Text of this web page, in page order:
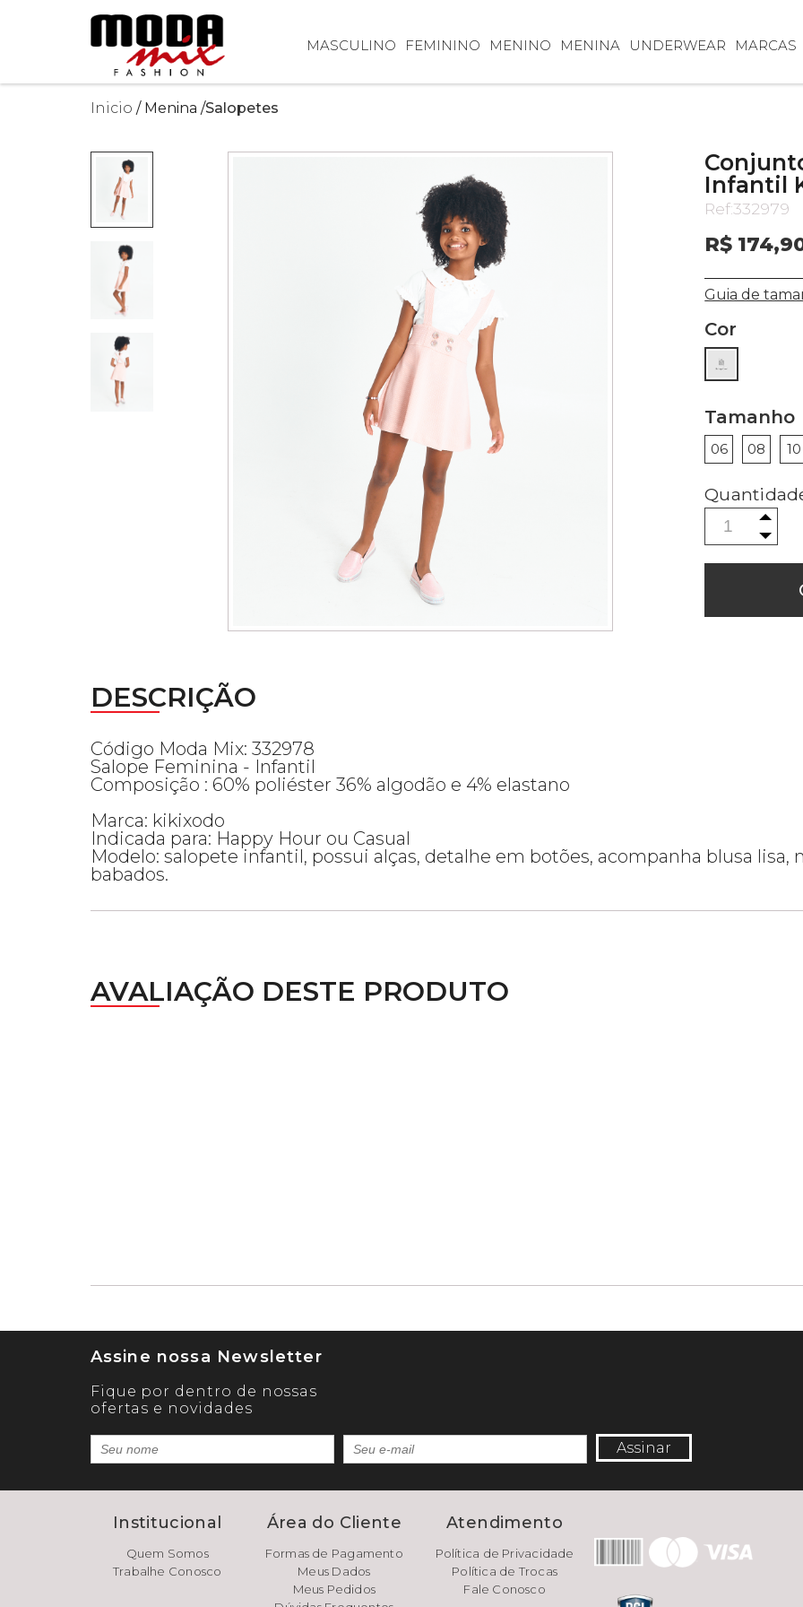
MARCAS
MASCULINO FEMININO MENINO MENINA UNDERWEAR
Inicio Menina Salopetes
Infantil
Ref:332979
R$
Guia de
Cor
Tamanho
06 08 10
DESCRIÇÃO
Código Moda Mix: 332978
Salope Feminina - Infantil
Composição : 60% poliéster 36% algodão e 4% elastano
Marca: kikixodo
Indicada para: Happy Hour ou Casual
Modelo: salopete infantil, possui alças, detalhe em botões, acompanha blusa
babados.
AVALIAÇÃO DESTE PRODUTO
Assine nossa Newsletter
Fique por dentro de nossas
ofertas e novidades
Assinar
Institucional
Quem Somos
Trabalhe Conosco
Área do Cliente
Formas de Pagamento
Meus Dados
Meus Pedidos
Atendimento
Política de Privacidade
Política de Trocas
Fale Conosco